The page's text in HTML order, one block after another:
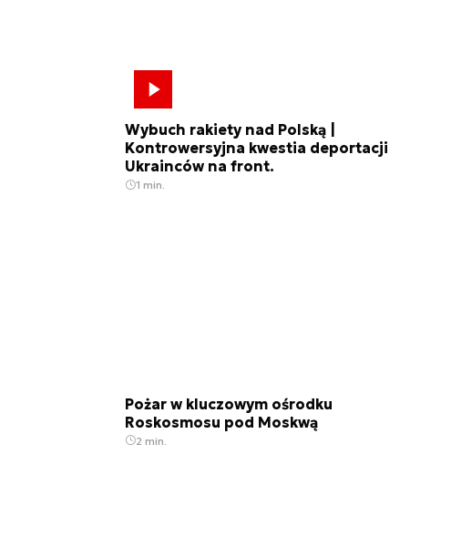
Wybuch rakiety nad Polską |
Kontrowersyjna kwestia deportacji
Ukrainców na front.
1 min.
Pożar w kluczowym ośrodku
Roskosmosu pod Moskwą
2 min.